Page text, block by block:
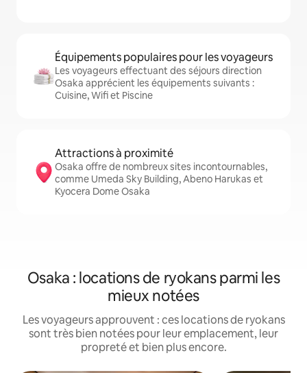
Équipements populaires pour les voyageurs
Les voyageurs effectuant des séjours direction
Osaka apprécient les équipements suivants :
Cuisine, Wifi et Piscine
Attractions à proximité
Osaka offre de nombreux sites incontournables,
comme Umeda Sky Building, Abeno Harukas et
Kyocera Dome Osaka
Osaka : locations de ryokans parmi les
mieux notées
Les voyageurs approuvent : ces locations de ryokans
sont très bien notées pour leur emplacement, leur
propreté et bien plus encore.